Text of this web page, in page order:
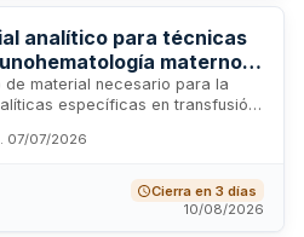
con varios criterios de
analítico para técnicas
materno
Miguel Servet
de material necesario para la
específicas en transfusión
fetal. El Servicio Aragonés de
Miguel Servet de
estas prestaciones
El contrato se adjudicará a un
07/07/2026
Cierra en 3 días
10/08/2026